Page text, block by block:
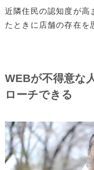
近隣住民の認知度が高
たときに店舗の存在を
WEBが不得意な
ローチできる